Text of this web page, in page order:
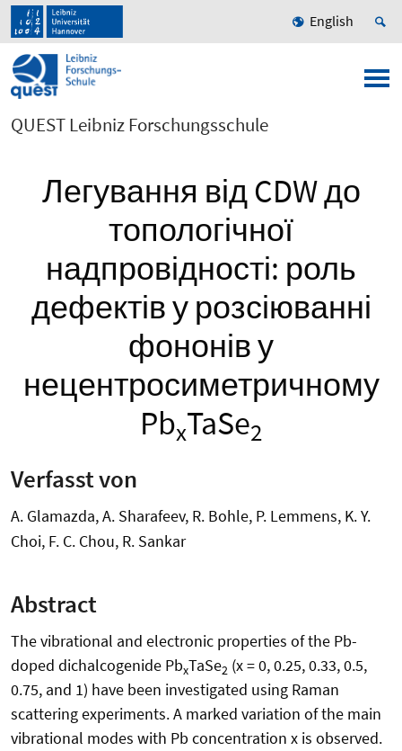
English
QUEST Leibniz Forschungsschule
Легування від CDW до
топологічної
надпровідності: роль
дефектів у розсіюванні
фононів у
нецентросиметричному
PbxTaSe2
Verfasst von
A. Glamazda, A. Sharafeev, R. Bohle, P. Lemmens, K. Y.
Choi, F. C. Chou, R. Sankar
Abstract
The vibrational and electronic properties of the Pb-
doped dichalcogenide PbxTaSe2 (x = 0, 0.25, 0.33, 0.5,
0.75, and 1) have been investigated using Raman
scattering experiments. A marked variation of the main
vibrational modes with Pb concentration x is observed.